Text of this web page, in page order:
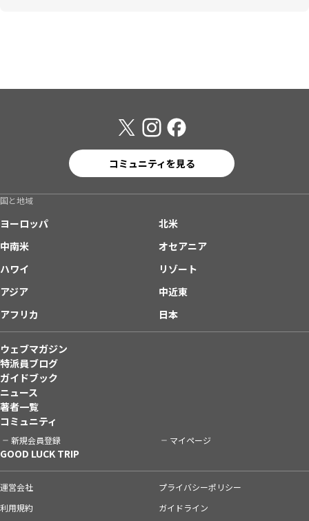
コミュニティを見る
国と地域
ヨーロッパ
北米
中南米
オセアニア
ハワイ
リゾート
アジア
中近東
アフリカ
日本
ウェブマガジン
特派員ブログ
ガイドブック
ニュース
著者一覧
コミュニティ
新規会員登録 マイページ
GOOD LUCK TRIP
運営会社
プライバシーポリシー
利用規約
ガイドライン